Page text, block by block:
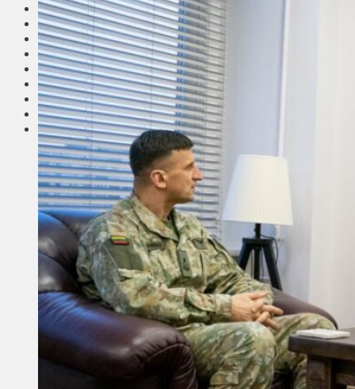
Регионы
Соседи
Транспорт
Выбор читателей
Калейдоскоп
Армия
Сейм Литвы
Культура
Больше
Фоторепортаж
Туризм
ЛК рекомендует
Сеньорам
Образование
Здравоохранение
Экология
Происшествия
Приграничье
Деньги
Визиты
Выборы
Агроновости
Едим дома
Ищу семью
Духовное пространство